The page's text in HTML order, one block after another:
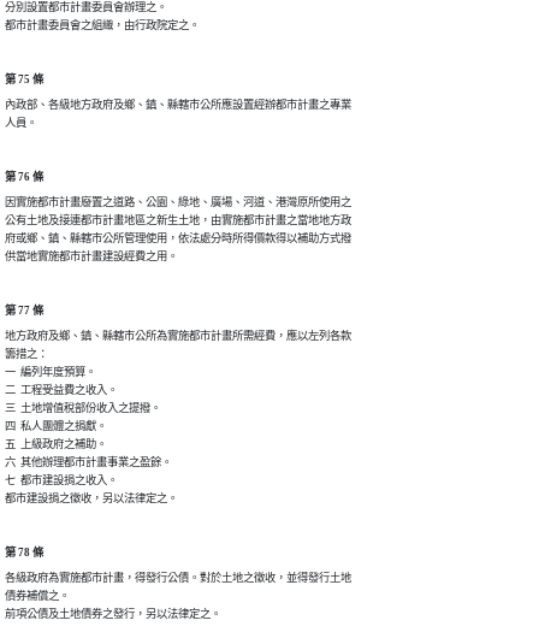
分別設置都市計畫委員會辦理之。
第 75 條
內政部、各級地方政府及鄉、鎮、縣轄市公所應設置經辦都市計畫之專業
第 76 條
因實施都市計畫廢置之道路、公園、綠地、廣場、河道、港灣原所使用之
公有土地及接連都市計畫地區之新生土地，由實施都市計畫之當地地方政
府或鄉、鎮、縣轄市公所管理使用，依法處分時所得價款得以補助方式撥
第 77 條
地方政府及鄉、鎮、縣轄市公所為實施都市計畫所需經費，應以左列各款
籌措之：
一  編列年度預算。
二  工程受益費之收入。
三  土地增值稅部份收入之提撥。
四  私人團體之捐獻。
五  上級政府之補助。
六  其他辦理都市計畫事業之盈餘。
七  都市建設捐之收入。
第 78 條
各級政府為實施都市計畫，得發行公債。對於土地之徵收，並得發行土地
債券補償之。